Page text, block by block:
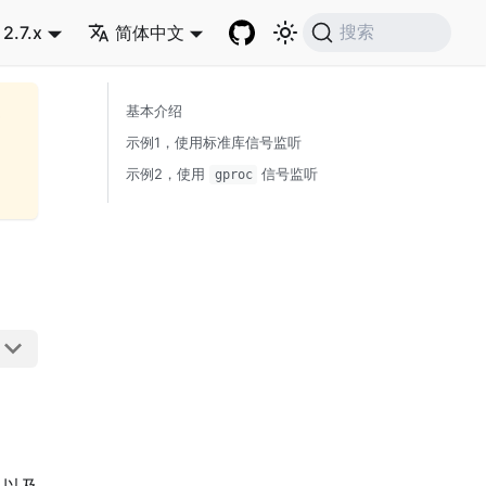
2.7.x 简体中文 搜索
基本介绍
示例1，使用标准库信号监听
示例2，使用
gproc 信号监听